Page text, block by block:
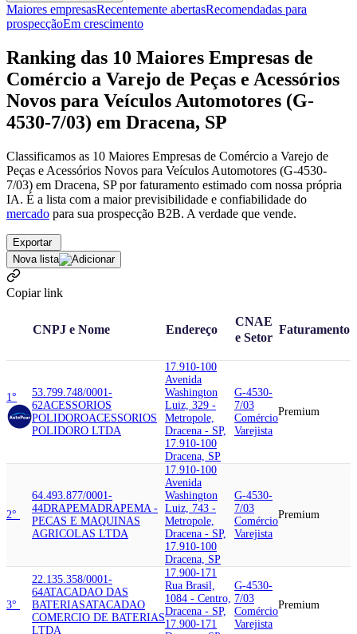
Maiores empresasRecentemente abertasRecomendadas para
prospecçãoEm crescimento
Ranking das 10 Maiores Empresas de
Comércio a Varejo de Peças e Acessórios
Novos para Veículos Automotores (G-
4530-7/03) em Dracena, SP
Classificamos as 10 Maiores Empresas de Comércio a Varejo de
Peças e Acessórios Novos para Veículos Automotores (G-4530-
7/03) em Dracena, SP por faturamento estimado com nossa própria
IA. É a lista com a maior previsibilidade e confiabilidade do
mercado para sua prospecção B2B. A verdade que vende.
Exportar
Nova lista
Copiar link
CNPJ e Nome Endereço
CNAE
e Setor
Faturamento
1°
53.799.748/0001-
62ACESSORIOS
POLIDOROACESSORIOS
POLIDORO LTDA
17.910-100
Avenida
Washington
Luiz, 329 -
Metropole,
Dracena - SP,
17.910-100
Dracena, SP
G-4530-
7/03
Comércio
Varejista
Premium
2°
64.493.877/0001-
44DRAPEMADRAPEMA -
PECAS E MAQUINAS
AGRICOLAS LTDA
17.910-100
Avenida
Washington
Luiz, 743 -
Metropole,
Dracena - SP,
17.910-100
Dracena, SP
G-4530-
7/03
Comércio
Varejista
Premium
3°
22.135.358/0001-
64ATACADAO DAS
BATERIASATACADAO
COMERCIO DE BATERIAS
LTDA
17.900-171
Rua Brasil,
1084 - Centro,
Dracena - SP,
17.900-171
G-4530-
7/03
Comércio
Varejista
Premium